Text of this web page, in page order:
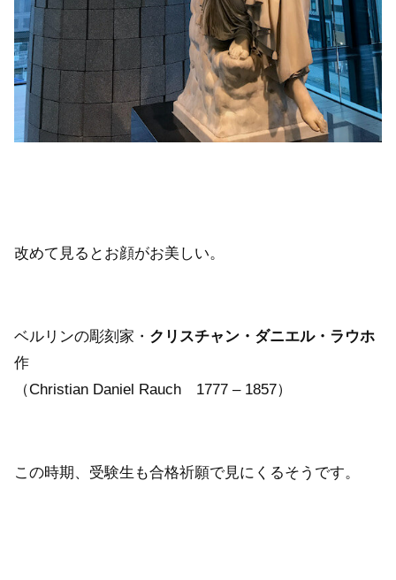
改めて見るとお顔がお美しい。
ベルリンの彫刻家・ クリスチャン・ダニエル・ラウホ
作
（Christian Daniel Rauch 1777 – 1857）
この時期、受験生も合格祈願で見にくるそうです。